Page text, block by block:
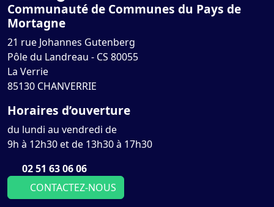
Communauté de Communes du Pays de
Mortagne
21 rue Johannes Gutenberg
Pôle du Landreau - CS 80055
La Verrie
85130 CHANVERRIE
Horaires d’ouverture
du lundi au vendredi de
9h à 12h30 et de 13h30 à 17h30
02 51 63 06 06
CONTACTEZ-NOUS